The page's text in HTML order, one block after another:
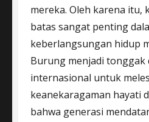
mereka. Oleh karena itu,
batas sangat penting
keberlangsungan hidup
Burung menjadi tonggak
internasional untuk
keanekaragaman hayati
bahwa generasi